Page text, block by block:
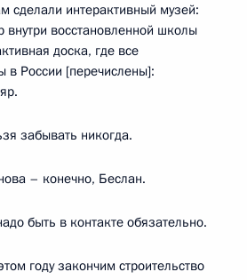
сделали интерактивный музей:
восстановленной школы
доска, где все
в России [перечислены]:
забывать никогда.
– конечно, Беслан.
быть в контакте обязательно.
году закончим строительство